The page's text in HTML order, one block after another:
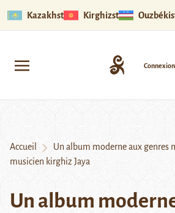
Kazakhstan Kirghizstan
Connexion
Accueil
Un album moderne aux genres
musicien kirghiz Jaya
Un album